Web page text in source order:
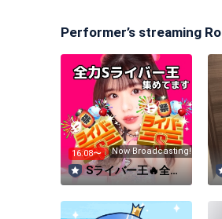
夢愛 #歌うま王@夢をうたう、君に愛を
【見るな危険】アィコにおまかせ!Z
ヒロトクライマックス
仲嶺ゆりな
山田杏華
【応援感謝】ゆうか
シーズーの小屋
Performer’s streaming
16:08〜 Now Broadcasting!
Sライバー王🔥全力
決勝🗽🌈Annnnna
の空⛱